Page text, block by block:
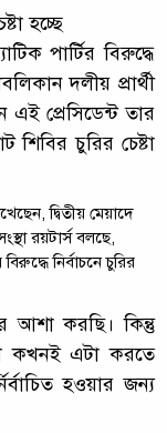
হচ্ছে
পার্টির বিরুদ্ধে
দলীয় প্রার্থী
এই প্রেসিডেন্ট তার
শিবির চুরির চেষ্টা
দ্বিতীয় মেয়াদে
রয়টার্স বলছে,
নির্বাচনে চুরির
আশা করছি। কিন্তু
কখনই এটা করতে
হওয়ার জন্য